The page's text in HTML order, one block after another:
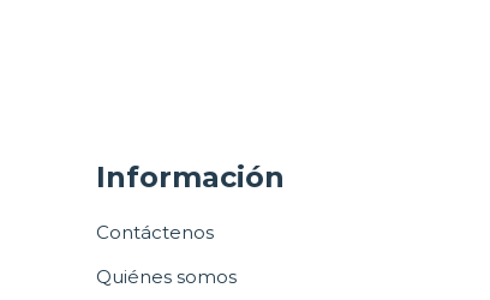
Información
Contáctenos
Quiénes somos